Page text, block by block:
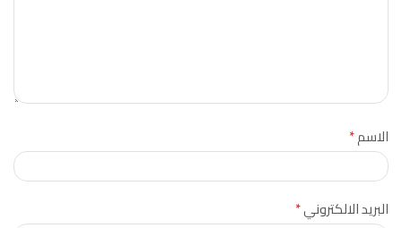
الاسم*
البريد الالكتروني*